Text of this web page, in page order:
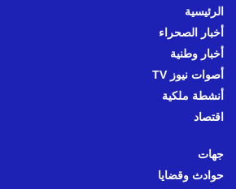
الرئيسية
أخبار الصحراء
أخبار وطنية
أصوات نيوز TV
أنشطة ملكية
اقتصاد
جهات
حوادث وقضايا